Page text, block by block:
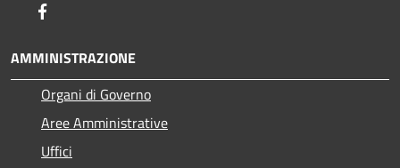
AMMINISTRAZIONE
Organi di Governo
Aree Amministrative
Uffici